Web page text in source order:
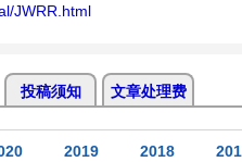
JWRR.html
投稿须知 文章处理费
2019 2018